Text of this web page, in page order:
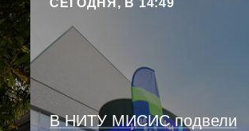
В НИТУ МИСИС подвели